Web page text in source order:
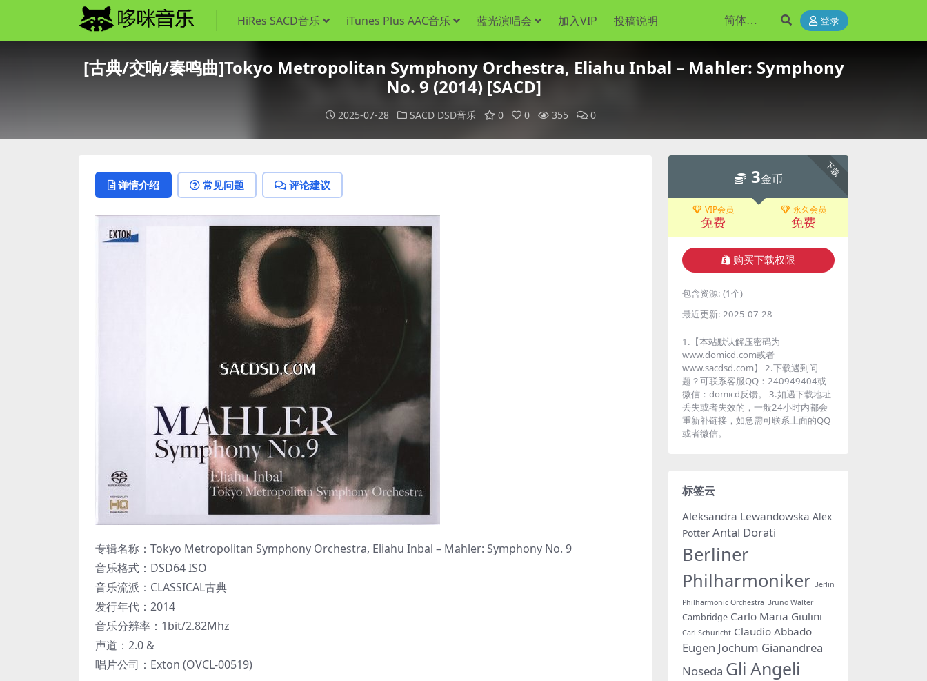
HiRes SACD音乐 iTunes Plus AAC音乐 蓝光演唱会 加入VIP 投稿说明 登录
[古典/交响/奏鸣曲]Tokyo Metropolitan Symphony Orchestra, Eliahu Inbal – Mahler: Symphony
No. 9 (2014) [SACD]
2025-07-28 SACD DSD音乐 0 0 355 0
详情介绍 常见问题 评论建议
专辑名称：Tokyo Metropolitan Symphony Orchestra, Eliahu Inbal – Mahler: Symphony No. 9
音乐格式：DSD64 ISO
音乐流派：CLASSICAL古典
发行年代：2014
音乐分辨率：1bit/2.82Mhz
声道：2.0 &
唱片公司：Exton (OVCL-00519)
下载
3金币
VIP会员
免费
永久会员
免费
购买下载权限
包含资源: (1个)
最近更新: 2025-07-28
1.【本站默认解压密码为
www.domicd.com或者
www.sacdsd.com】 2.下载遇到问
题？可联系客服QQ：240949404或
微信：domicd反馈。 3.如遇下载地址
丢失或者失效的，一般24小时内都会
重新补链接，如急需可联系上面的QQ
或者微信。
标签云
Aleksandra Lewandowska Alex
Potter Antal Dorati
Berliner
Philharmoniker Berlin
Philharmonic Orchestra Bruno Walter
Cambridge Carlo Maria Giulini
Carl Schuricht Claudio Abbado
Eugen Jochum Gianandrea
Noseda Gli Angeli